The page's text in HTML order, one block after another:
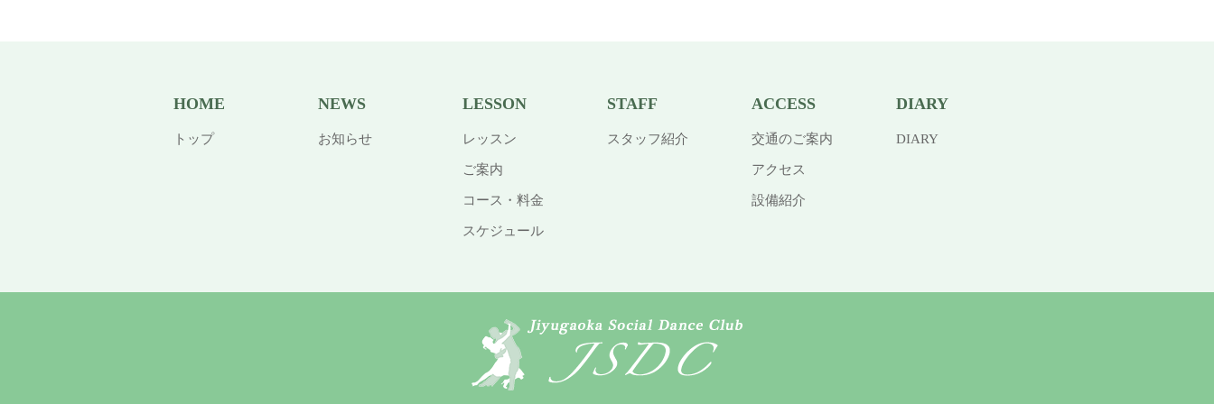
HOME
トップ
NEWS
お知らせ
LESSON
レッスン
ご案内
コース・料金
スケジュール
STAFF
スタッフ紹介
ACCESS
交通のご案内
アクセス
設備紹介
DIARY
DIARY